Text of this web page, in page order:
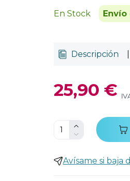
En Stock Envío
Descripción
25,90 €
Avísame si baja